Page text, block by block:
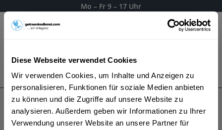
Diese Webseite verwendet Cookies
Wir verwenden Cookies, um Inhalte und Anzeigen zu
personalisieren, Funktionen für soziale Medien anbieten
zu können und die Zugriffe auf unsere Website zu
analysieren. Außerdem geben wir Informationen zu Ihrer
Verwendung unserer Website an unsere Partner für
Mo – Fr 9 – 17 Uhr
Es gilt unsereDatenschutzerklärung
Husumer